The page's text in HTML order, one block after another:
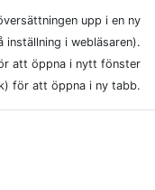
upp i en ny
i webläsaren).
att öppna i nytt fönster
för att öppna i ny tabb.